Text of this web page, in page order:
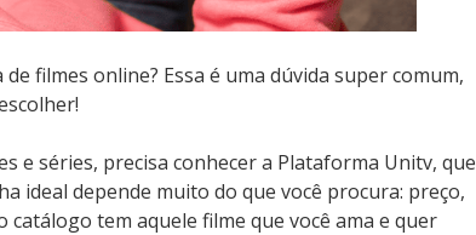
filmes online? Essa é uma dúvida super comum,
e séries, precisa conhecer a Plataforma Unitv, que
ideal depende muito do que você procura: preço,
tem aquele filme que você ama e quer